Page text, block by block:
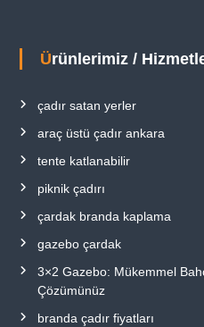
Ürünlerimiz /
çadır satan yerler
araç üstü çadır ankara
tente katlanabilir
piknik çadırı
çardak branda kaplama
gazebo çardak
3×2 Gazebo: Mükemmel
Çözümünüz
branda çadır fiyatları